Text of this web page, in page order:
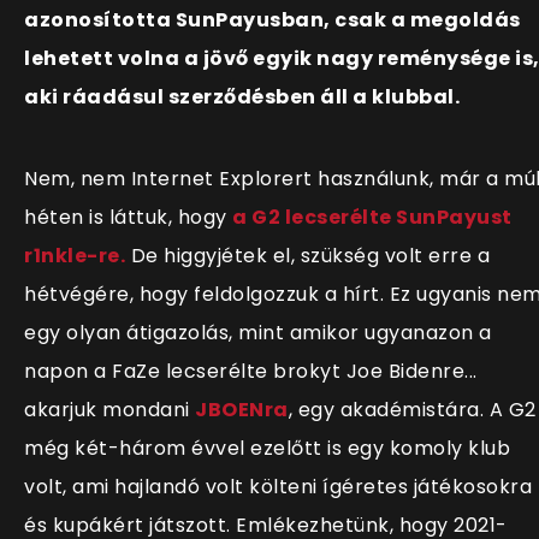
azonosította SunPayusban, csak a megoldás
lehetett volna a jövő egyik nagy reménysége is,
aki ráadásul szerződésben áll a klubbal.
Nem, nem Internet Explorert használunk, már a
héten is láttuk, hogy a G2 lecserélte SunPayust
r1nkle-re. De higgyjétek el, szükség volt erre a
hétvégére, hogy feldolgozzuk a hírt. Ez ugyanis
egy olyan átigazolás, mint amikor ugyanazon a
napon a FaZe lecserélte brokyt Joe Bidenre...
akarjuk mondani JBOENra, egy akadémistára. A G2
még két-három évvel ezelőtt is egy komoly klub
volt, ami hajlandó volt költeni ígéretes játékosokra
és kupákért játszott. Emlékezhetünk, hogy 2021-